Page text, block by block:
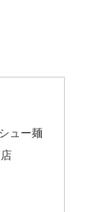
ュー麺